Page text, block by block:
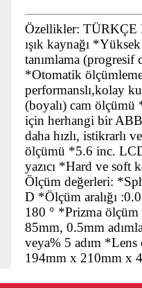
Özellikler: TÜRKÇE
ışık kaynağı
tanımlama (progresif
*Otomatik
performanslı,kolay
(boyalı) cam
için herhangi bir
daha hızlı, istikrarlı
ölçümü *5.6 inc.
yazıcı *Hard ve
Ölçüm değerleri:
D *Ölçüm aralığı
180 ° *Prizma
85mm, 0.5mm
veya% 5 adım
194mm x 210mm x